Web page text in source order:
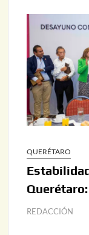
QUERÉTARO
REDACCIÓN